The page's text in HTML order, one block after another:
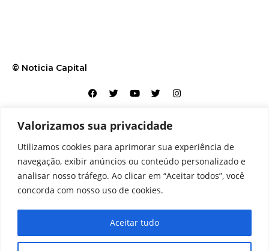
Valorizamos sua privacidade
Utilizamos cookies para aprimorar sua experiência de
navegação, exibir anúncios ou conteúdo personalizado e
analisar nosso tráfego. Ao clicar em “Aceitar todos”, você
concorda com nosso uso de cookies.
Aceitar tudo
© Noticia Capital
Contato Home Aviso legal Configurações de cookies
Equipe Perfil Política de cookies Serviços